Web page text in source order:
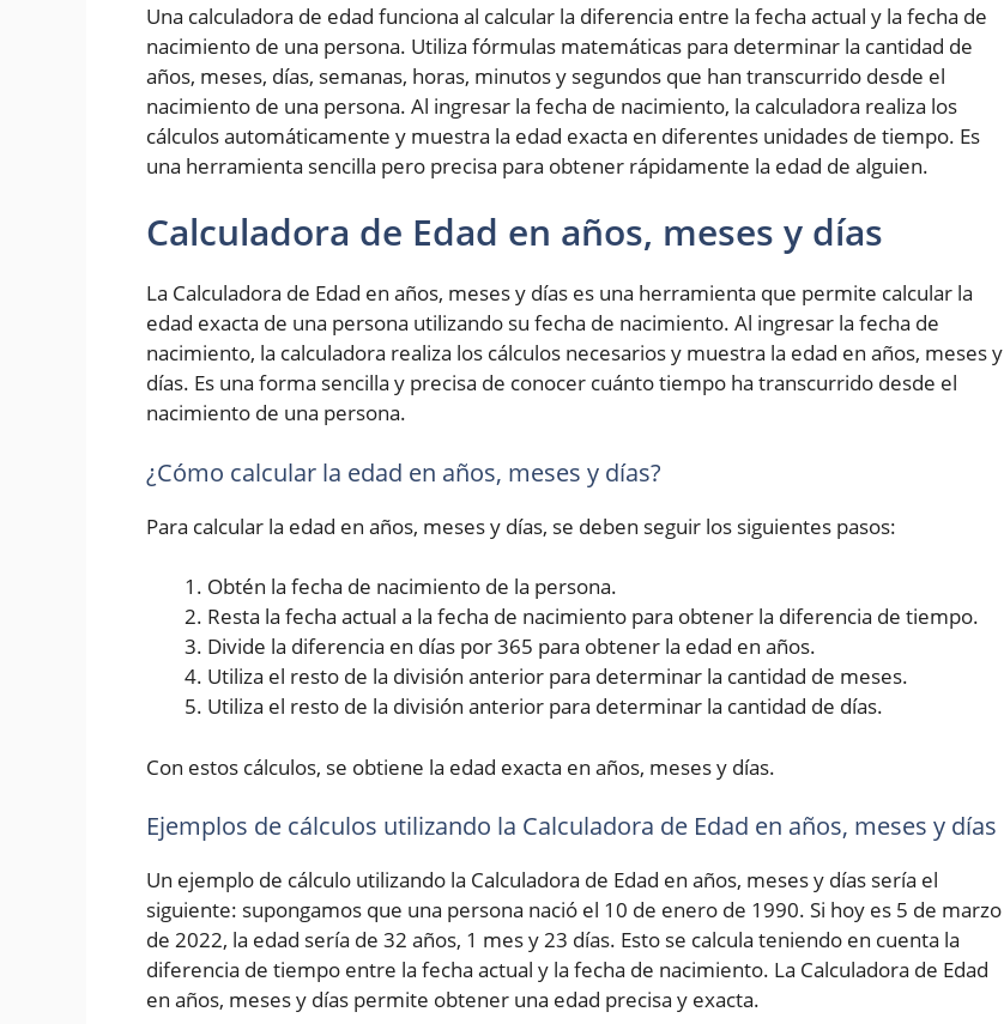
Una calculadora de edad funciona al calcular la diferencia entre la fecha actual y la fecha de
nacimiento de una persona. Utiliza fórmulas matemáticas para determinar la cantidad de
años, meses, días, semanas, horas, minutos y segundos que han transcurrido desde el
nacimiento de una persona. Al ingresar la fecha de nacimiento, la calculadora realiza los
cálculos automáticamente y muestra la edad exacta en diferentes unidades de tiempo. Es
una herramienta sencilla pero precisa para obtener rápidamente la edad de alguien.
Calculadora de Edad en años, meses y días
La Calculadora de Edad en años, meses y días es una herramienta que permite calcular la
edad exacta de una persona utilizando su fecha de nacimiento. Al ingresar la fecha de
nacimiento, la calculadora realiza los cálculos necesarios y muestra la edad en años, meses y
días. Es una forma sencilla y precisa de conocer cuánto tiempo ha transcurrido desde el
nacimiento de una persona.
¿Cómo calcular la edad en años, meses y días?
Para calcular la edad en años, meses y días, se deben seguir los siguientes pasos:
Obtén la fecha de nacimiento de la persona.
Resta la fecha actual a la fecha de nacimiento para obtener la diferencia de tiempo.
Divide la diferencia en días por 365 para obtener la edad en años.
Utiliza el resto de la división anterior para determinar la cantidad de meses.
Utiliza el resto de la división anterior para determinar la cantidad de días.
Con estos cálculos, se obtiene la edad exacta en años, meses y días.
Ejemplos de cálculos utilizando la Calculadora de Edad en años, meses y días
Un ejemplo de cálculo utilizando la Calculadora de Edad en años, meses y días sería el
siguiente: supongamos que una persona nació el 10 de enero de 1990. Si hoy es 5 de marzo
de 2022, la edad sería de 32 años, 1 mes y 23 días. Esto se calcula teniendo en cuenta la
diferencia de tiempo entre la fecha actual y la fecha de nacimiento. La Calculadora de Edad
en años, meses y días permite obtener una edad precisa y exacta.